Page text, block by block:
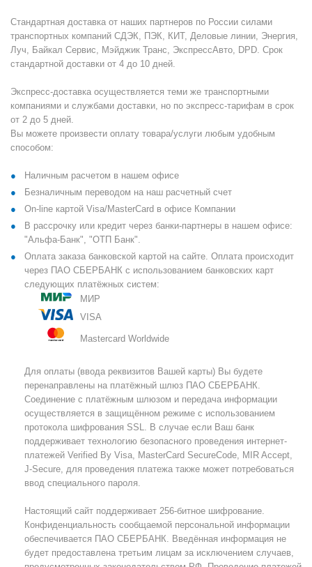
Стандартная доставка от наших партнеров по России силами
транспортных компаний СДЭК, ПЭК, КИТ, Деловые линии, Энергия,
Луч, Байкал Сервис, Мэйджик Транс, ЭкспрессАвто, DPD. Срок
стандартной доставки от 4 до 10 дней.
Экспресс-доставка осуществляется теми же транспортными
компаниями и службами доставки, но по экспресс-тарифам в срок
от 2 до 5 дней.
Вы можете произвести оплату товара/услуги любым удобным
способом:
Наличным расчетом в нашем офисе
Безналичным переводом на наш расчетный счет
On-line картой Visa/MasterCard в офисе Компании
В рассрочку или кредит через банки-партнеры в нашем офисе:
"Альфа-Банк", "ОТП Банк".
Оплата заказа банковской картой на сайте. Оплата происходит
через ПАО СБЕРБАНК с использованием банковских карт
следующих платёжных систем:
МИР
VISA
Mastercard Worldwide
Для оплаты (ввода реквизитов Вашей карты) Вы будете
перенаправлены на платёжный шлюз ПАО СБЕРБАНК.
Соединение с платёжным шлюзом и передача информации
осуществляется в защищённом режиме с использованием
протокола шифрования SSL. В случае если Ваш банк
поддерживает технологию безопасного проведения интернет-
платежей Verified By Visa, MasterCard SecureCode, MIR Accept,
J-Secure, для проведения платежа также может потребоваться
ввод специального пароля.
Настоящий сайт поддерживает 256-битное шифрование.
Конфиденциальность сообщаемой персональной информации
обеспечивается ПАО СБЕРБАНК. Введённая информация не
будет предоставлена третьим лицам за исключением случаев,